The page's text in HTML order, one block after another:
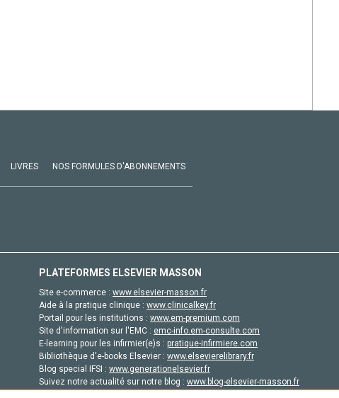
LIVRES NOS FORMULES D'ABONNEMENTS
PLATEFORMES ELSEVIER MASSON
Site e-commerce : www.elsevier-masson.fr
Aide à la pratique clinique : www.clinicalkey.fr
Portail pour les institutions : www.em-premium.com
Site d'information sur l'EMC : emc-info.em-consulte.com
E-learning pour les infirmier(e)s : pratique-infirmiere.com
Bibliothèque d'e-books Elsevier : www.elsevierelibrary.fr
Blog special IFSI : www.generationelsevier.fr
Suivez notre actualité sur notre blog : www.blog-elsevier-masson.fr